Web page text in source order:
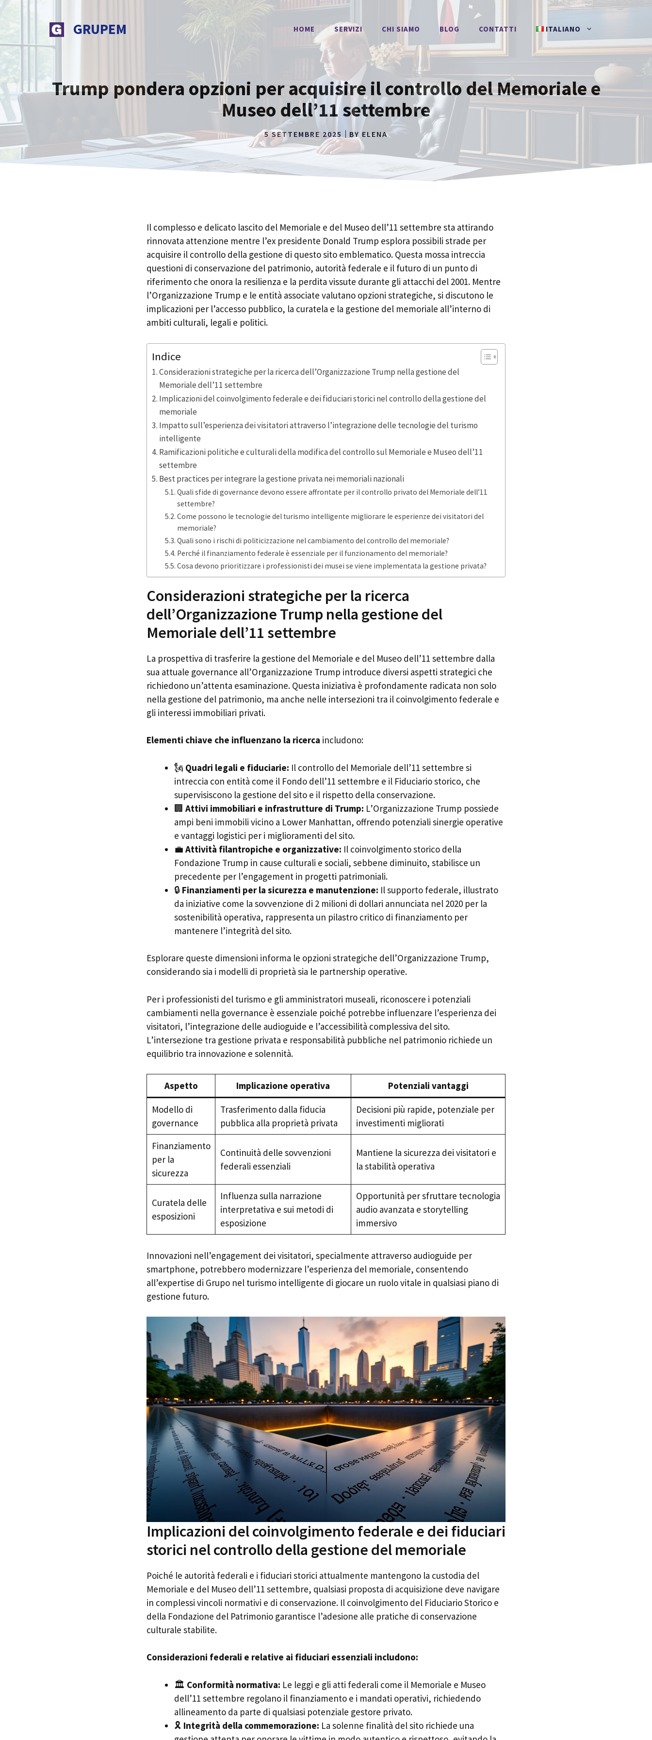
contenuto
GRUPEM HOME SERVIZI CHI SIAMO BLOG CONTATTI ITALIANO
Trump pondera opzioni per acquisire il controllo del Memoriale e
Museo dell’11 settembre
5 SETTEMBRE 2025 BY ELENA
Il complesso e delicato lascito del Memoriale e del Museo dell’11 settembre sta attirando
rinnovata attenzione mentre l’ex presidente Donald Trump esplora possibili strade per
acquisire il controllo della gestione di questo sito emblematico. Questa mossa intreccia
questioni di conservazione del patrimonio, autorità federale e il futuro di un punto di
riferimento che onora la resilienza e la perdita vissute durante gli attacchi del 2001. Mentre
l’Organizzazione Trump e le entità associate valutano opzioni strategiche, si discutono le
implicazioni per l’accesso pubblico, la curatela e la gestione del memoriale all’interno di
ambiti culturali, legali e politici.
Indice
Considerazioni strategiche per la ricerca dell’Organizzazione Trump nella gestione del
Memoriale dell’11 settembre
Implicazioni del coinvolgimento federale e dei fiduciari storici nel controllo della gestione del
memoriale
Impatto sull’esperienza dei visitatori attraverso l’integrazione delle tecnologie del turismo
intelligente
Ramificazioni politiche e culturali della modifica del controllo sul Memoriale e Museo dell’11
settembre
Best practices per integrare la gestione privata nei memoriali nazionali
Quali sfide di governance devono essere affrontate per il controllo privato del Memoriale dell’11
settembre?
Come possono le tecnologie del turismo intelligente migliorare le esperienze dei visitatori del
memoriale?
Quali sono i rischi di politicizzazione nel cambiamento del controllo del memoriale?
Perché il finanziamento federale è essenziale per il funzionamento del memoriale?
Cosa devono prioritizzare i professionisti dei musei se viene implementata la gestione privata?
Considerazioni strategiche per la ricerca
dell’Organizzazione Trump nella gestione del
Memoriale dell’11 settembre
La prospettiva di trasferire la gestione del Memoriale e del Museo dell’11 settembre dalla
sua attuale governance all’Organizzazione Trump introduce diversi aspetti strategici che
richiedono un’attenta esaminazione. Questa iniziativa è profondamente radicata non solo
nella gestione del patrimonio, ma anche nelle intersezioni tra il coinvolgimento federale e
gli interessi immobiliari privati.
Elementi chiave che influenzano la ricerca includono:
🗽 Quadri legali e fiduciarie: Il controllo del Memoriale dell’11 settembre si
intreccia con entità come il Fondo dell’11 settembre e il Fiduciario storico, che
supervisiscono la gestione del sito e il rispetto della conservazione.
🏢 Attivi immobiliari e infrastrutture di Trump: L’Organizzazione Trump possiede
ampi beni immobili vicino a Lower Manhattan, offrendo potenziali sinergie operative
e vantaggi logistici per i miglioramenti del sito.
💼 Attività filantropiche e organizzative: Il coinvolgimento storico della
Fondazione Trump in cause culturali e sociali, sebbene diminuito, stabilisce un
precedente per l’engagement in progetti patrimoniali.
🔒 Finanziamenti per la sicurezza e manutenzione: Il supporto federale, illustrato
da iniziative come la sovvenzione di 2 milioni di dollari annunciata nel 2020 per la
sostenibilità operativa, rappresenta un pilastro critico di finanziamento per
mantenere l’integrità del sito.
Esplorare queste dimensioni informa le opzioni strategiche dell’Organizzazione Trump,
considerando sia i modelli di proprietà sia le partnership operative.
Per i professionisti del turismo e gli amministratori museali, riconoscere i potenziali
cambiamenti nella governance è essenziale poiché potrebbe influenzare l’esperienza dei
visitatori, l’integrazione delle audioguide e l’accessibilità complessiva del sito.
L’intersezione tra gestione privata e responsabilità pubbliche nel patrimonio richiede un
equilibrio tra innovazione e solennità.
Aspetto Implicazione operativa Potenziali vantaggi
Modello di
governance
Trasferimento dalla fiducia
pubblica alla proprietà privata
Decisioni più rapide, potenziale per
investimenti migliorati
Finanziamento
per la
sicurezza
Continuità delle sovvenzioni
federali essenziali
Mantiene la sicurezza dei visitatori e
la stabilità operativa
Curatela delle
esposizioni
Influenza sulla narrazione
interpretativa e sui metodi di
esposizione
Opportunità per sfruttare tecnologia
audio avanzata e storytelling
immersivo
Innovazioni nell’engagement dei visitatori, specialmente attraverso audioguide per
smartphone, potrebbero modernizzare l’esperienza del memoriale, consentendo
all’expertise di Grupo nel turismo intelligente di giocare un ruolo vitale in qualsiasi piano di
gestione futuro.
Implicazioni del coinvolgimento federale e dei fiduciari
storici nel controllo della gestione del memoriale
Poiché le autorità federali e i fiduciari storici attualmente mantengono la custodia del
Memoriale e del Museo dell’11 settembre, qualsiasi proposta di acquisizione deve navigare
in complessi vincoli normativi e di conservazione. Il coinvolgimento del Fiduciario Storico e
della Fondazione del Patrimonio garantisce l’adesione alle pratiche di conservazione
culturale stabilite.
Considerazioni federali e relative ai fiduciari essenziali includono:
🏛️ Conformità normativa: Le leggi e gli atti federali come il Memoriale e Museo
dell’11 settembre regolano il finanziamento e i mandati operativi, richiedendo
allineamento da parte di qualsiasi potenziale gestore privato.
🎗️ Integrità della commemorazione: La solenne finalità del sito richiede una